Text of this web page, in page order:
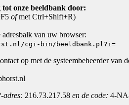
onze beeldbank door:
ofmet Ctrl+Shift+R)
adresbalk van uw browser:
cgi-bin/beeldbank.pl?i=
op met de systeembeheerder van
adres: 216.73.217.58 en de code: 4-